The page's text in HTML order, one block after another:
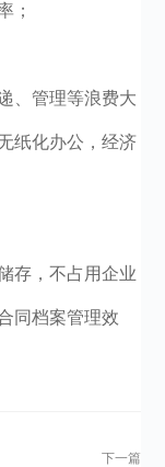
；
、管理等浪费大
纸化办公，经济
存，不占用企业
同档案管理效
下一篇